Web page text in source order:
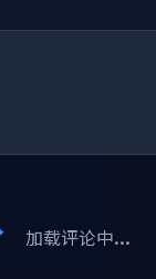
加载评论中...